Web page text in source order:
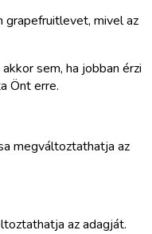
grapefruitlevet, mivel az
sem, ha jobban érzi
Önt erre.
megváltoztathatja az
az adagját.